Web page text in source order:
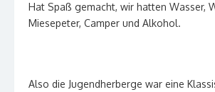
Hat Spaß gemacht, wir hatten Wasser,
Miesepeter, Camper und Alkohol.
Also die Jugendherberge war eine